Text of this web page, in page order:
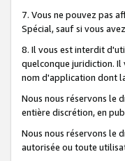
7. Vous ne pouvez pas
Spécial, sauf si vous
8. Il vous est interdit
quelconque juridiction.
nom d'application dont
Nous nous réservons le
entière discrétion, en
Nous nous réservons le
autorisée ou toute